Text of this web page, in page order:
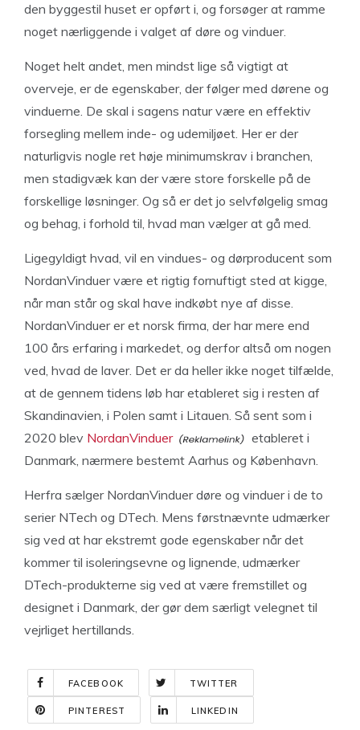
den byggestil huset er opført i, og forsøger at ramme
noget nærliggende i valget af døre og vinduer.
Noget helt andet, men mindst lige så vigtigt at
overveje, er de egenskaber, der følger med dørene og
vinduerne. De skal i sagens natur være en effektiv
forsegling mellem inde- og udemiljøet. Her er der
naturligvis nogle ret høje minimumskrav i branchen,
men stadigvæk kan der være store forskelle på de
forskellige løsninger. Og så er det jo selvfølgelig smag
og behag, i forhold til, hvad man vælger at gå med.
Ligegyldigt hvad, vil en vindues- og dørproducent som
NordanVinduer være et rigtig fornuftigt sted at kigge,
når man står og skal have indkøbt nye af disse.
NordanVinduer er et norsk firma, der har mere end
100 års erfaring i markedet, og derfor altså om nogen
ved, hvad de laver. Det er da heller ikke noget tilfælde,
at de gennem tidens løb har etableret sig i resten af
Skandinavien, i Polen samt i Litauen. Så sent som i
2020 blev NordanVinduer
etableret i
Danmark, nærmere bestemt Aarhus og København.
Herfra sælger NordanVinduer døre og vinduer i de to
serier NTech og DTech. Mens førstnævnte udmærker
sig ved at har ekstremt gode egenskaber når det
kommer til isoleringsevne og lignende, udmærker
DTech-produkterne sig ved at være fremstillet og
designet i Danmark, der gør dem særligt velegnet til
vejrliget hertillands.
FACEBOOK TWITTER
PINTEREST LINKEDIN